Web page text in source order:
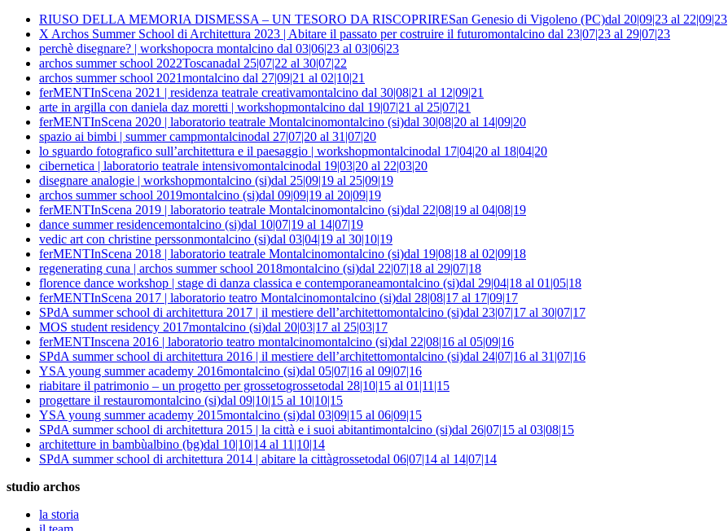
RIUSO DELLA MEMORIA DISMESSA – UN TESORO DA RISCOPRIRESan Genesio di Vigoleno (PC)dal 20|09|23 al 22|09|23
X Archos Summer School di Architettura 2023 | Abitare il passato per costruire il futuromontalcino dal 23|07|23 al 29|07|23
perchè disegnare? | workshopocra montalcino dal 03|06|23 al 03|06|23
archos summer school 2022Toscanadal 25|07|22 al 30|07|22
archos summer school 2021montalcino dal 27|09|21 al 02|10|21
ferMENTInScena 2021 | residenza teatrale creativamontalcino dal 30|08|21 al 12|09|21
arte in argilla con daniela daz moretti | workshopmontalcino dal 19|07|21 al 25|07|21
ferMENTInScena 2020 | laboratorio teatrale Montalcinomontalcino (si)dal 30|08|20 al 14|09|20
spazio ai bimbi | summer campmontalcinodal 27|07|20 al 31|07|20
lo sguardo fotografico sull’architettura e il paesaggio | workshopmontalcinodal 17|04|20 al 18|04|20
cibernetica | laboratorio teatrale intensivomontalcinodal 19|03|20 al 22|03|20
disegnare analogie | workshopmontalcino (si)dal 25|09|19 al 25|09|19
archos summer school 2019montalcino (si)dal 09|09|19 al 20|09|19
ferMENTInScena 2019 | laboratorio teatrale Montalcinomontalcino (si)dal 22|08|19 al 04|08|19
dance summer residencemontalcino (si)dal 10|07|19 al 14|07|19
vedic art con christine perssonmontalcino (si)dal 03|04|19 al 30|10|19
ferMENTInScena 2018 | laboratorio teatrale Montalcinomontalcino (si)dal 19|08|18 al 02|09|18
regenerating cuna | archos summer school 2018montalcino (si)dal 22|07|18 al 29|07|18
florence dance workshop | stage di danza classica e contemporaneamontalcino (si)dal 29|04|18 al 01|05|18
ferMENTInScena 2017 | laboratorio teatro Montalcinomontalcino (si)dal 28|08|17 al 17|09|17
SPdA summer school di architettura 2017 | il mestiere dell’architettomontalcino (si)dal 23|07|17 al 30|07|17
MOS student residency 2017montalcino (si)dal 20|03|17 al 25|03|17
ferMENTInscena 2016 | laboratorio teatro montalcinomontalcino (si)dal 22|08|16 al 05|09|16
SPdA summer school di architettura 2016 | il mestiere dell’architettomontalcino (si)dal 24|07|16 al 31|07|16
YSA young summer academy 2016montalcino (si)dal 05|07|16 al 09|07|16
riabitare il patrimonio – un progetto per grossetogrossetodal 28|10|15 al 01|11|15
progettare il restauromontalcino (si)dal 09|10|15 al 10|10|15
YSA young summer academy 2015montalcino (si)dal 03|09|15 al 06|09|15
SPdA summer school di architettura 2015 | la città e i suoi abitantimontalcino (si)dal 26|07|15 al 03|08|15
architetture in bambùalbino (bg)dal 10|10|14 al 11|10|14
SPdA summer school di architettura 2014 | abitare la cittàgrossetodal 06|07|14 al 14|07|14
studio archos
la storia